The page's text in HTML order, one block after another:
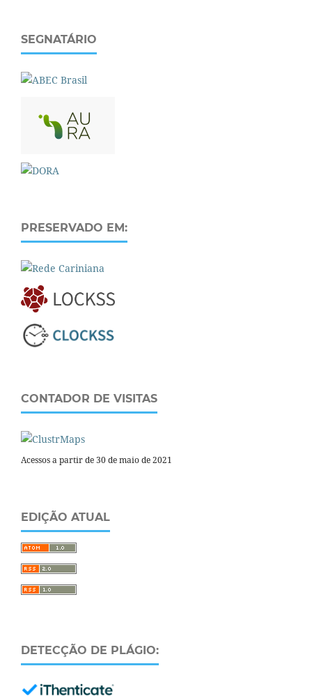
SEGNATÁRIO
PRESERVADO EM:
CONTADOR DE VISITAS
Acessos a partir de 30 de maio de 2021
EDIÇÃO ATUAL
DETECÇÃO DE PLÁGIO: